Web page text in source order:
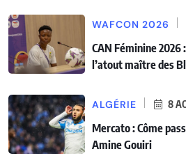
WAFCON 2026
CAN Féminine 2026
l’atout maître des
ALGÉRIE 8
Mercato : Côme
Amine Gouiri